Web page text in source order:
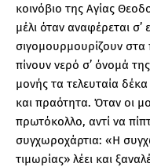
κοινόβιο της Αγίας
μέλι όταν αναφέρεται σ’
σιγομουρμουρίζουν
πίνουν νερό σ’ όνομά
μονής τα τελευταία
και πραότητα. Όταν οι
πρωτόκολλο, αντί να
συγχωροχάρτια: «Η
τιμωρίας» λέει και